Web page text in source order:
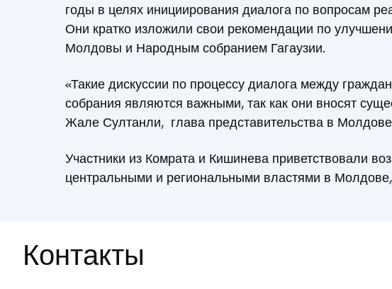
годы в целях инициирования диалога по вопросам
Они кратко изложили свои рекомендации по
Молдовы и Народным собранием Гагаузии.
«Такие дискуссии по процессу диалога между
собрания являются важными, так как они вносят
Жале Султанли, глава представительства в
Участники из Комрата и Кишинева приветствовали
центральными и региональными властями в
Контакты